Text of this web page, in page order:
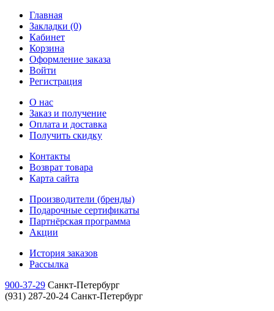
Главная
Закладки (0)
Кабинет
Корзина
Оформление заказа
Войти
Регистрация
О нас
Заказ и получение
Оплата и доставка
Получить скидку
Контакты
Возврат товара
Карта сайта
Производители (бренды)
Подарочные сертификаты
Партнёрская программа
Акции
История заказов
Рассылка
900-37-29 Санкт-Петербург
(931) 287-20-24 Санкт-Петербург